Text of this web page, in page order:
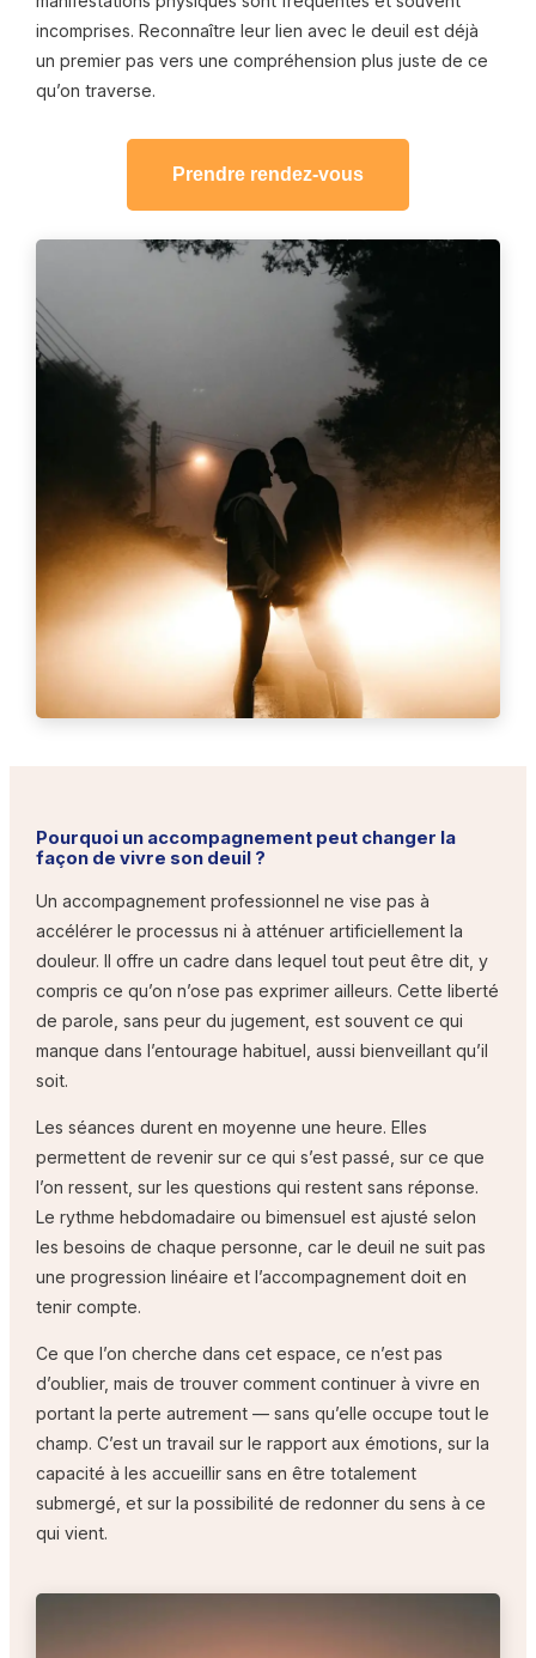
incomprises. Reconnaître leur lien avec le deuil est déjà
un premier pas vers une compréhension plus juste de ce
qu’on traverse.
Prendre rendez-vous
Pourquoi un accompagnement peut changer la
façon de vivre son deuil ?
Un accompagnement professionnel ne vise pas à
accélérer le processus ni à atténuer artificiellement la
douleur. Il offre un cadre dans lequel tout peut être dit, y
compris ce qu’on n’ose pas exprimer ailleurs. Cette liberté
de parole, sans peur du jugement, est souvent ce qui
manque dans l’entourage habituel, aussi bienveillant qu’il
soit.
Les séances durent en moyenne une heure. Elles
permettent de revenir sur ce qui s’est passé, sur ce que
l’on ressent, sur les questions qui restent sans réponse.
Le rythme hebdomadaire ou bimensuel est ajusté selon
les besoins de chaque personne, car le deuil ne suit pas
une progression linéaire et l’accompagnement doit en
tenir compte.
Ce que l’on cherche dans cet espace, ce n’est pas
d’oublier, mais de trouver comment continuer à vivre en
portant la perte autrement — sans qu’elle occupe tout le
champ. C’est un travail sur le rapport aux émotions, sur la
capacité à les accueillir sans en être totalement
submergé, et sur la possibilité de redonner du sens à ce
qui vient.